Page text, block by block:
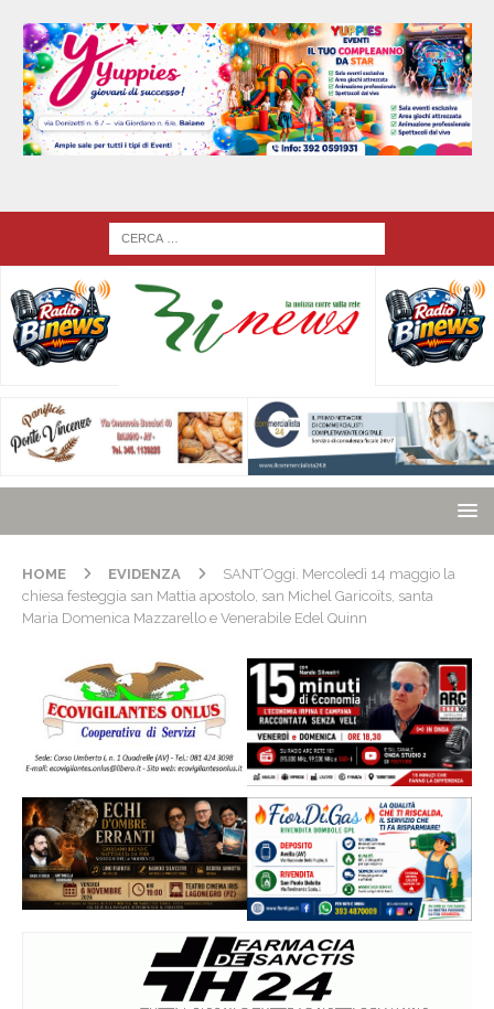
HOME EVIDENZA
SANT’Oggi. Mercoledì 14 maggio la
chiesa festeggia san Mattia apostolo, san Michel Garicoïts, santa
Maria Domenica Mazzarello e Venerabile Edel Quinn